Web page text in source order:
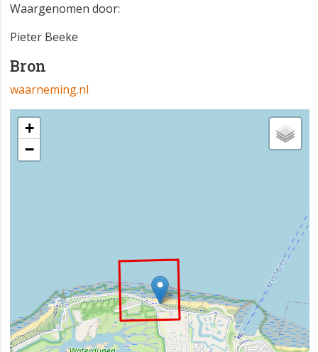
Waargenomen door:
Pieter Beeke
Bron
waarneming.nl
+
−